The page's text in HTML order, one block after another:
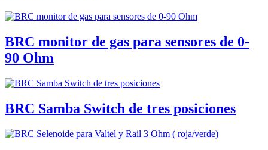
BRC monitor de gas para sensores de 0-
90 Ohm
BRC Samba Switch de tres posiciones